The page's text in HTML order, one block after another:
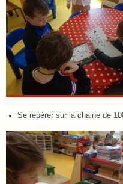
Se repérer sur la chaine de